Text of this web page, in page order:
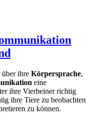
über ihre Körpersprache,
eine
ihre Vierbeiner richtig
ihre Tiere zu beobachten
zu können.